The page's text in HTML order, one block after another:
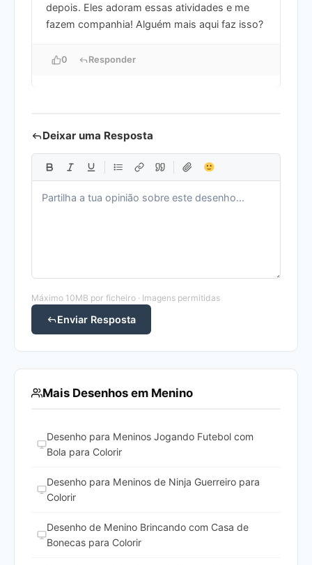
depois. Eles adoram essas atividades e me
fazem companhia! Alguém mais aqui faz isso?
0 Responder
Deixar uma Resposta
Máximo 10MB por ficheiro · Imagens permitidas
Enviar Resposta
Mais Desenhos em Menino
Desenho para Meninos Jogando Futebol com
Bola para Colorir
Desenho para Meninos de Ninja Guerreiro para
Colorir
Desenho de Menino Brincando com Casa de
Bonecas para Colorir